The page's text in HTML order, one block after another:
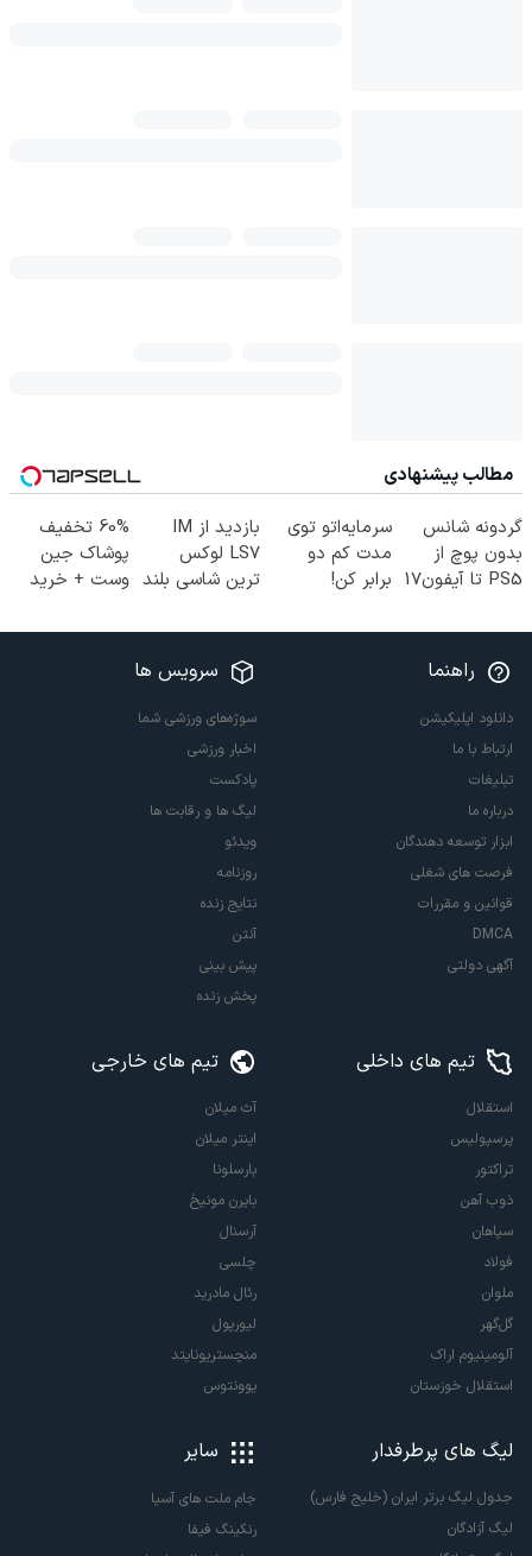
مطالب پیشنهادی
گردونه شانس
بدون پوچ از
PS5 تا آیفون17
سرمایه‌اتو توی
مدت کم دو
برابر کن!
زاگرس)🔥
بازدید از IM
LS7 لوکس
ترین شاسی بلند
باشگاه انقلاب
60% تخفیف
پوشاک جین
وست + خرید
راهنما
دانلود اپلیکیشن
ارتباط با ما
تبلیغات
درباره ما
ابزار توسعه دهندگان
فرصت های شغلی
قوانین و مقررات
DMCA
آگهی دولتی
سرویس ها
سوژه‌های ورزشی شما
اخبار ورزشی
پادکست
لیگ ها و رقابت ها
ویدئو
روزنامه
نتایج زنده
آنتن
پیش بینی
پخش زنده
تیم های داخلی
استقلال
پرسپولیس
تراکتور
ذوب آهن
سپاهان
فولاد
ملوان
گل‌گهر
آلومینیوم اراک
استقلال خوزستان
تیم های خارجی
آث میلان
اینتر میلان
بارسلونا
بایرن مونیخ
آرسنال
چلسی
رئال مادرید
لیورپول
منچستریونایتد
یوونتوس
لیگ های پرطرفدار
جدول لیگ برتر ایران (خلیج فارس)
لیگ آزادگان
سایر
جام ملت های آسیا
رنکینگ فیفا